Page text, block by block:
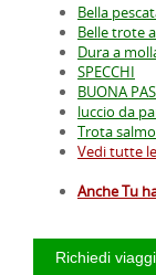
Bella
Belle trote
Dura a
SPECCHI
BUONA
luccio da
Trota
Vedi tutte
Anche Tu